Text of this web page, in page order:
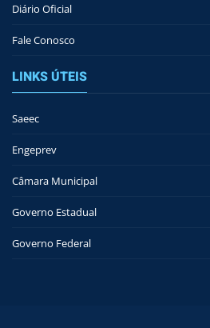
Diário Oficial
Fale Conosco
LINKS ÚTEIS
Saeec
Engeprev
Câmara Municipal
Governo Estadual
Governo Federal